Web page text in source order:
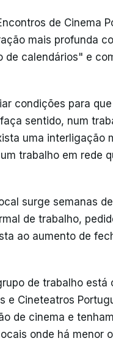
de Cinema
mais profunda
calendários" e
condições para
sentido, num
uma interligação
trabalho em rede
surge semanas
de trabalho,
ao aumento de
de trabalho está
e Cineteatros
de cinema e
onde há menor